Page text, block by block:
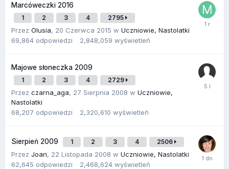
Marcóweczki 2016
1 2 3 4 2795
Przez Olusia, 20 Czerwca 2015 w Uczniowie, Nastolatki
69,864 odpowiedzi 2,848,059 wyświetleń
Majowe słoneczka 2009
1 2 3 4 2729
Przez czarna_aga, 27 Sierpnia 2008 w Uczniowie,
Nastolatki
68,207 odpowiedzi 2,320,610 wyświetleń
Sierpień 2009 1 2 3 4 2506
Przez Joan, 22 Listopada 2008 w Uczniowie, Nastolatki
62,645 odpowiedzi 2,468,624 wyświetleń